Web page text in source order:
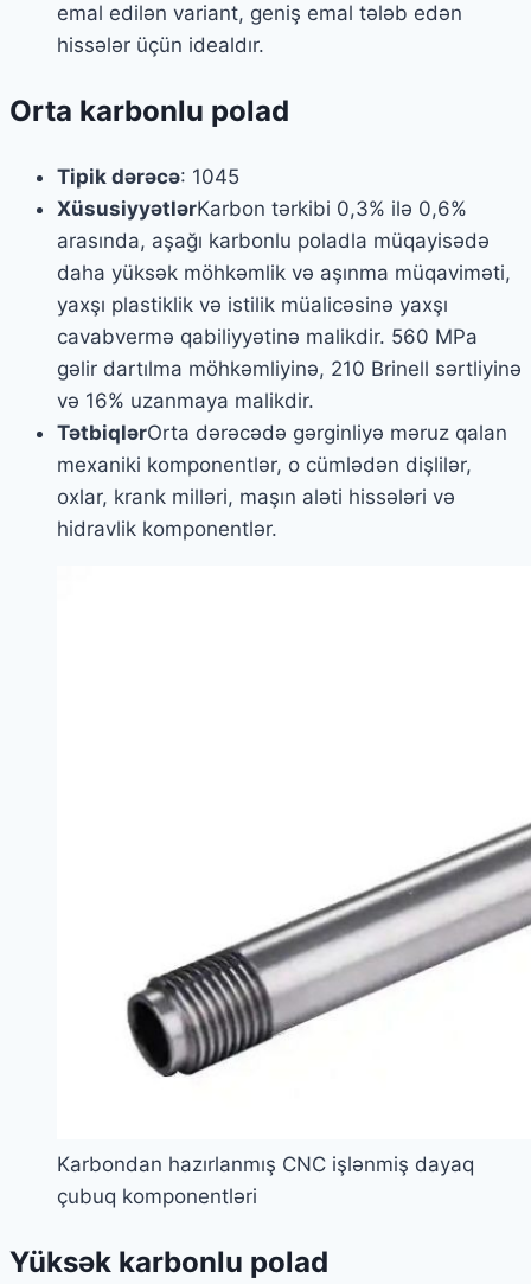
emal edilən variant, geniş emal tələb edən
hissələr üçün idealdır.
Orta karbonlu polad
Tipik dərəcə: 1045
XüsusiyyətlərKarbon tərkibi 0,3% ilə 0,6%
arasında, aşağı karbonlu poladla müqayisədə
daha yüksək möhkəmlik və aşınma müqaviməti,
yaxşı plastiklik və istilik müalicəsinə yaxşı
cavabvermə qabiliyyətinə malikdir. 560 MPa
gəlir dartılma möhkəmliyinə, 210 Brinell sərtliyinə
və 16% uzanmaya malikdir.
TətbiqlərOrta dərəcədə gərginliyə məruz qalan
mexaniki komponentlər, o cümlədən dişlilər,
oxlar, krank milləri, maşın aləti hissələri və
hidravlik komponentlər.
Karbondan hazırlanmış CNC işlənmiş dayaq
çubuq komponentləri
Yüksək karbonlu polad